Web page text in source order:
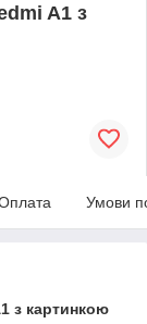
A1 з
Умови
з картинкою